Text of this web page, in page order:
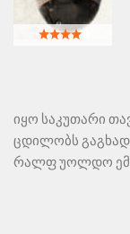
იყო საკუთარი
ცდილობს
რალფ უოლდო